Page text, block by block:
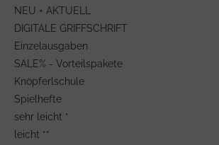
NEU + AKTUELL
DIGITALE GRIFFSCHRIFT
Einzelausgaben
SALE% - Vorteilspakete
Knöpferlschule
Spielhefte
sehr leicht *
leicht **